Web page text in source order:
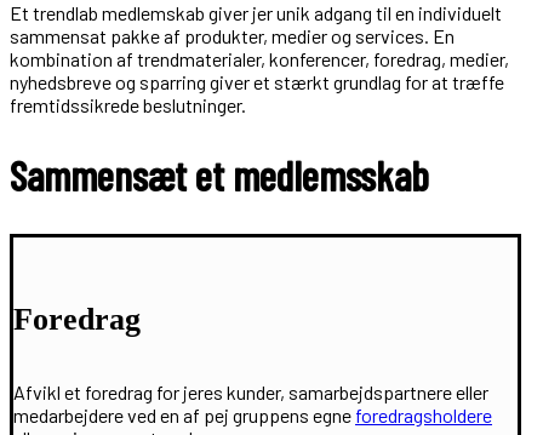
Et trendlab medlemskab giver jer unik adgang til en individuelt
sammensat pakke af produkter, medier og services. En
kombination af trendmaterialer, konferencer, foredrag, medier,
nyhedsbreve og sparring giver et stærkt grundlag for at træffe
fremtidssikrede beslutninger.
Sammensæt et medlemsskab
Foredrag
Afvikl et foredrag for jeres kunder, samarbejdspartnere eller
medarbejdere ved en af pej gruppens egne foredragsholdere